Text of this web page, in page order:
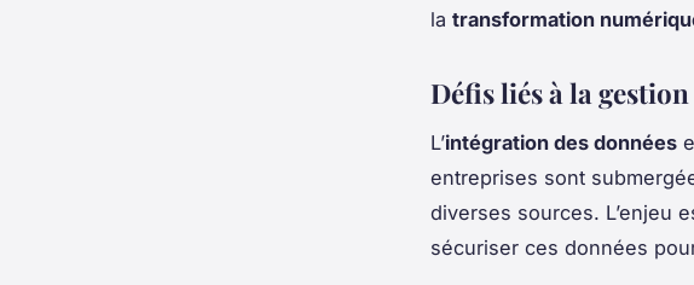
la transformation
Défis liés à la
L’intégration des données
entreprises sont
diverses sources. L’enjeu
sécuriser ces données